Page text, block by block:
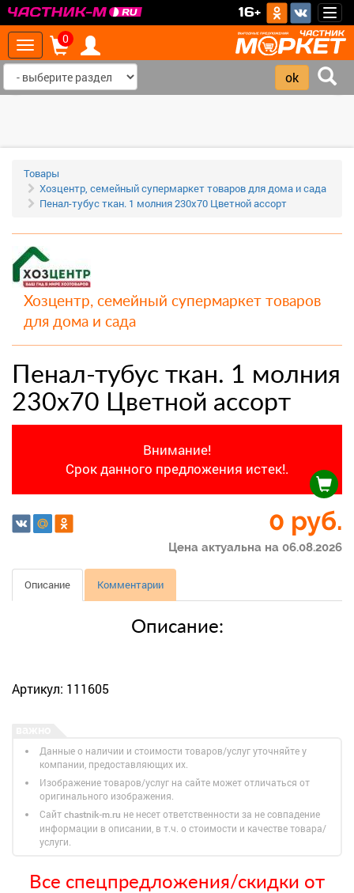
16+
Toggle
navigation
0
Товары
Хозцентр, семейный супермаркет товаров для дома и сада
Пенал-тубус ткан. 1 молния 230х70 Цветной ассорт
Хозцентр, семейный супермаркет товаров
для дома и сада
Пенал-тубус ткан. 1 молния
230х70 Цветной ассорт
Внимание!
Срок данного предложения истек!.
0 руб.
Цена актуальна на 06.08.2026
Описание Комментарии
Описание:
Артикул: 111605
Данные о наличии и стоимости товаров/услуг уточняйте у
компании, предоставляющих их.
Изображение товаров/услуг на сайте может отличаться от
оригинального изображения.
Сайт chastnik-m.ru не несет ответственности за не совпадение
информации в описании, в т.ч. о стоимости и качестве товара/
услуги.
Все спецпредложения/скидки от
‹ ›